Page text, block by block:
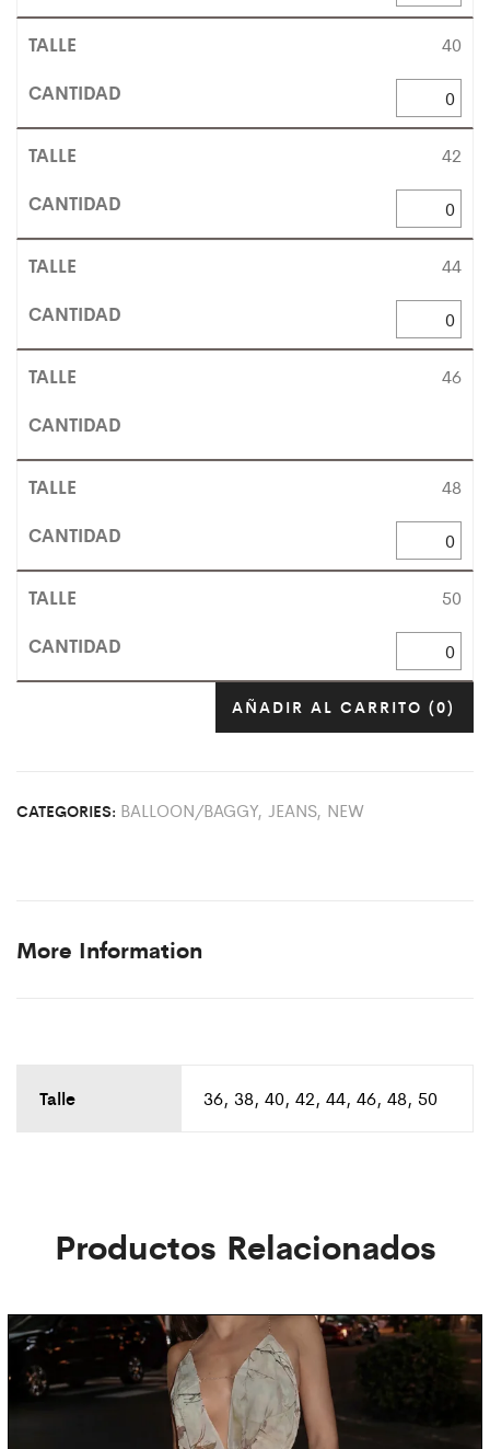
40
42
44
46
48
50
AÑADIR AL CARRITO (0)
CATEGORIES: BALLOON/BAGGY, JEANS, NEW
More Information
Talle 36, 38, 40, 42, 44, 46, 48, 50
Productos Relacionados